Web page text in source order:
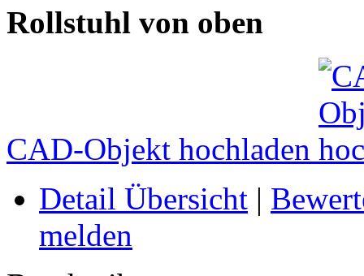
Rollstuhl von oben
CAD-Objekt hochladen
Detail Übersicht |
melden